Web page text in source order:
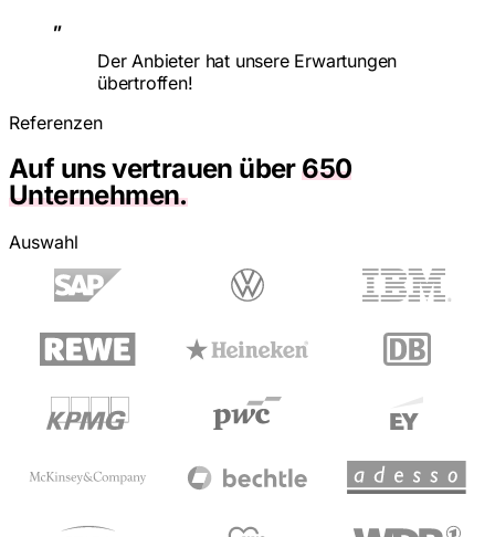
„
Der Anbieter hat unsere Erwartungen
übertroffen!
Referenzen
Auf uns vertrauen über650
Unternehmen.
Auswahl